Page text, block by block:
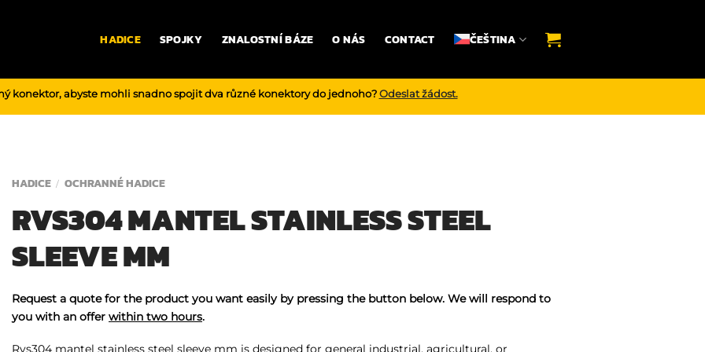
HADICE SPOJKY ZNALOSTNÍ BÁZE O NÁS CONTACT ČEŠTINA
konektor, abyste mohli snadno spojit dva různé konektory do jednoho? Odeslat žádost.
HADICE / OCHRANNÉ HADICE
RVS304 MANTEL STAINLESS STEEL
SLEEVE MM
Request a quote for the product you want easily by pressing the button below. We will respond to
you with an offer within two hours.
Rvs304 mantel stainless steel sleeve mm is designed for general industrial, agricultural, or